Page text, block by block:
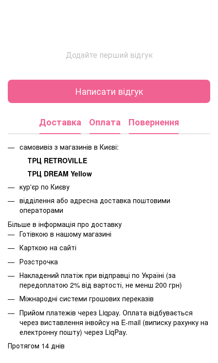
Додайте перший відгук
Написати відгук
Доставка Оплата Повернення
самовивіз з магазинів в Києві:
ТРЦ RETROVILLE
ТРЦ DREAM Yellow
кур'єр по Києву
відділення або адресна доставка поштовими
операторами
Більше в інформація про доставку
Готівкою в нашому магазині
Карткою на сайті
Розстрочка
Накладений платіж при відправці по Україні (за
передоплатою 2% від вартості, не менш 200 грн)
Міжнародні системи грошових переказів
Прийом платежів через Liqpay. Оплата відбувається
через виставлення інвойсу на E-mail (виписку рахунку на
електронну пошту) через LiqPay.
Протягом 14 днів